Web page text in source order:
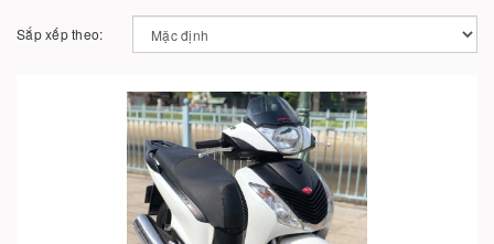
Sắp xếp theo: